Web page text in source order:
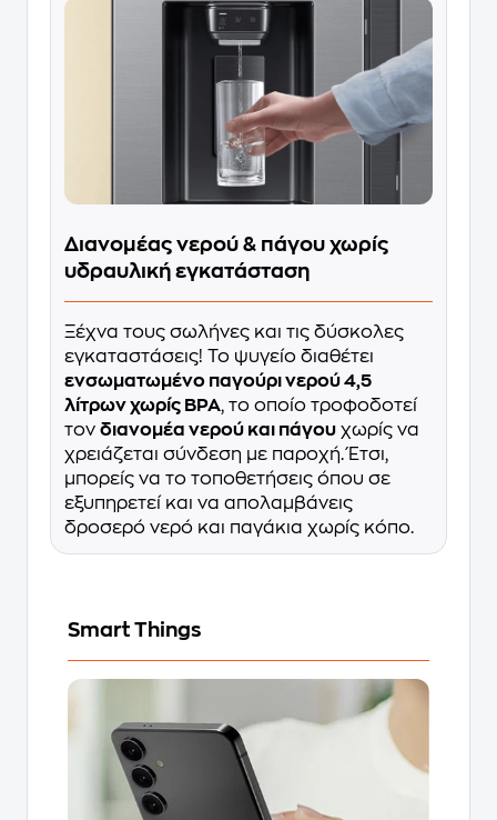
Διανομέας νερού & πάγου χωρίς
υδραυλική εγκατάσταση
Ξέχνα τους σωλήνες και τις δύσκολες
εγκαταστάσεις! Το ψυγείο διαθέτει
ενσωματωμένο παγούρι νερού 4,5
λίτρων χωρίς BPA, το οποίο τροφοδοτεί
τον διανομέα νερού και πάγου χωρίς να
χρειάζεται σύνδεση με παροχή. Έτσι,
μπορείς να το τοποθετήσεις όπου σε
εξυπηρετεί και να απολαμβάνεις
δροσερό νερό και παγάκια χωρίς κόπο.
Smart Things